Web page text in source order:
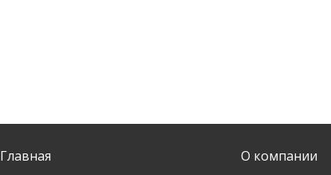
Главная
О компании